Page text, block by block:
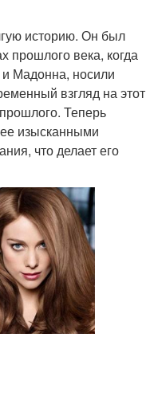
историю. Он был
прошлого века, когда
Мадонна, носили
взгляд на этот
Теперь
изысканными
что делает его